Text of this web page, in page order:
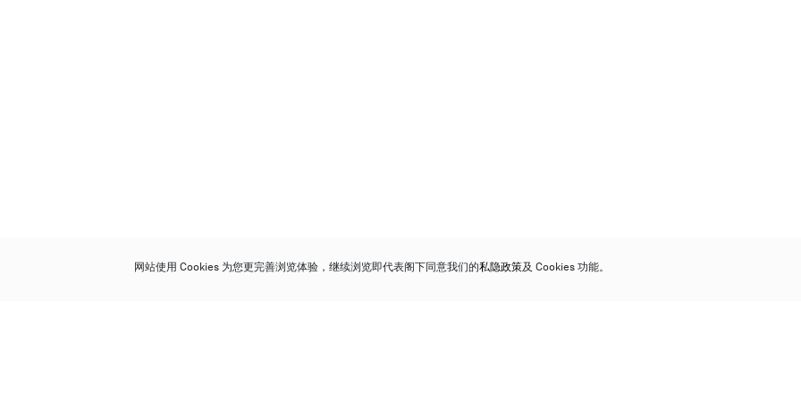
网站使用 Cookies 为您更完善浏览体验，继续浏览即代表阁下同意我们的私隐政策及 Cookies 功能。